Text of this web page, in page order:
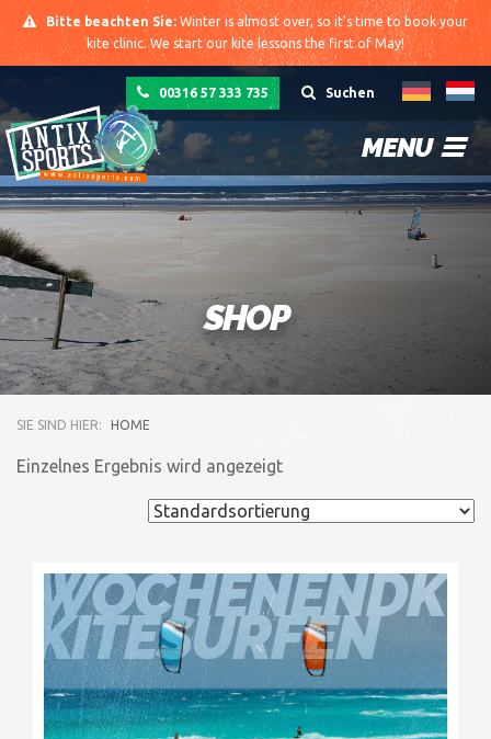
Bitte beachten Sie: Winter is almost over, so it's time to book your
kite clinic. We start our kite lessons the first of May!
Suchen
00316 57 333 735
MENU
SHOP
SIE SIND HIER: HOME
Einzelnes Ergebnis wird angezeigt
KITESURFEN